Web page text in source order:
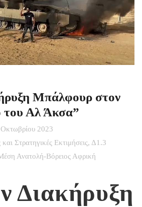
Μπάλφουρ στον
Αλ Άκσα”
2023
και Στρατηγικές Εκτιμήσεις, Δ1.3
Ανατολή-Βόρειος Αφρική
Διακήρυξη